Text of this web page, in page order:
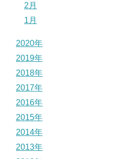
2月
1月
2020年
2019年
2018年
2017年
2016年
2015年
2014年
2013年